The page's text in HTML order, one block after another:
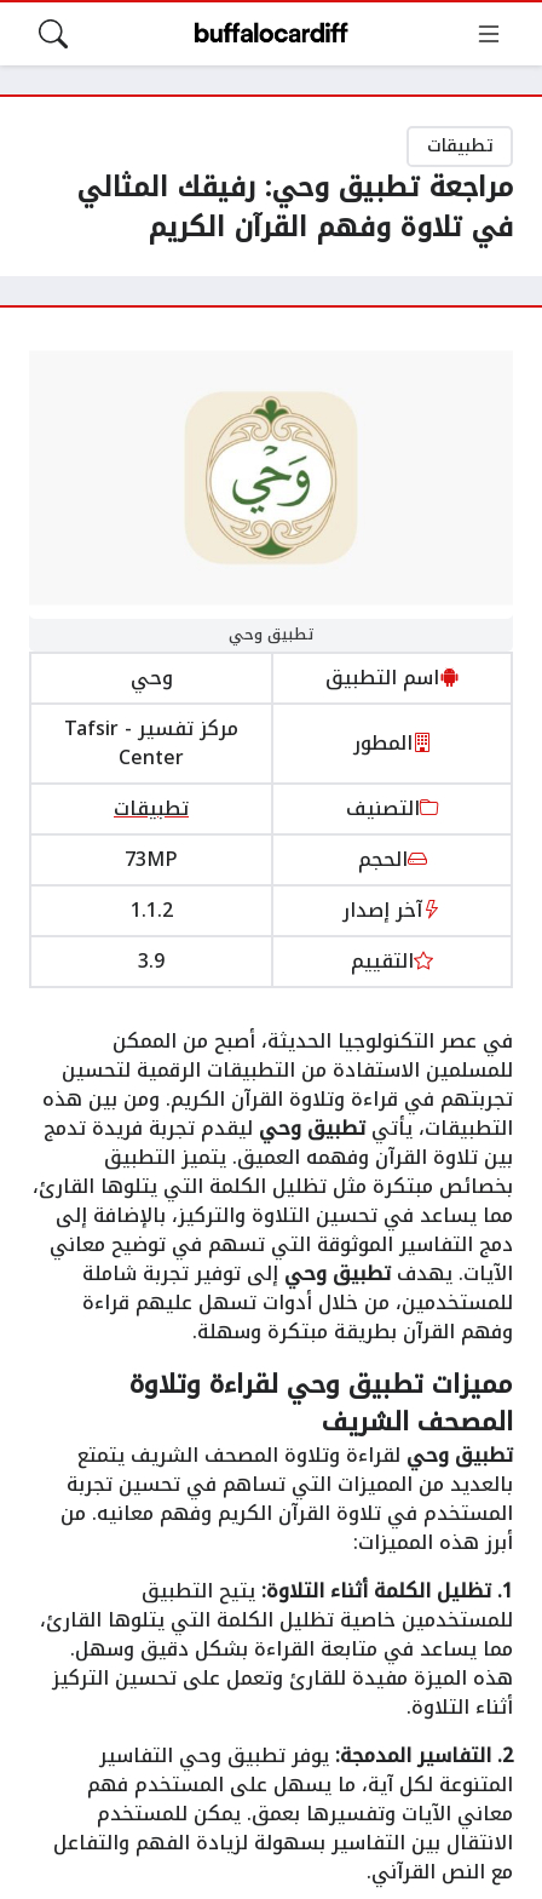
تطبيقات
مراجعة تطبيق وحي: رفيقك المثالي
في تلاوة وفهم القرآن الكريم
تطبيق وحي
اسم التطبيق
وحي
المطور
مركز تفسير - Tafsir
Center
التصنيف
تطبيقات
الحجم
73MP
آخر إصدار
1.1.2
التقييم
3.9
في عصر التكنولوجيا الحديثة، أصبح من الممكن
للمسلمين الاستفادة من التطبيقات الرقمية لتحسين
تجربتهم في قراءة وتلاوة القرآن الكريم. ومن بين هذه
التطبيقات، يأتيتطبيق وحي ليقدم تجربة فريدة تدمج
بين تلاوة القرآن وفهمه العميق. يتميز التطبيق
بخصائص مبتكرة مثل تظليل الكلمة التي يتلوها القارئ،
مما يساعد في تحسين التلاوة والتركيز، بالإضافة إلى
دمج التفاسير الموثوقة التي تسهم في توضيح معاني
الآيات. يهدفتطبيق وحيإلى توفير تجربة شاملة
للمستخدمين، من خلال أدوات تسهل عليهم قراءة
وفهم القرآن بطريقة مبتكرة وسهلة.
مميزات تطبيق وحي لقراءة وتلاوة
المصحف الشريف
تطبيق وحي لقراءة وتلاوة المصحف الشريف يتمتع
بالعديد من المميزات التي تساهم في تحسين تجربة
المستخدم في تلاوة القرآن الكريم وفهم معانيه. من
أبرز هذه المميزات:
1. تظليل الكلمة أثناء التلاوة:
يتيح التطبيق
للمستخدمين خاصية تظليل الكلمة التي يتلوها القارئ،
مما يساعد في متابعة القراءة بشكل دقيق وسهل.
هذه الميزة مفيدة للقارئ وتعمل على تحسين التركيز
أثناء التلاوة.
2. التفاسير المدمجة:
يوفر تطبيق وحي التفاسير
المتنوعة لكل آية، ما يسهل على المستخدم فهم
معاني الآيات وتفسيرها بعمق. يمكن للمستخدم
الانتقال بين التفاسير بسهولة لزيادة الفهم والتفاعل
مع النص القرآني.